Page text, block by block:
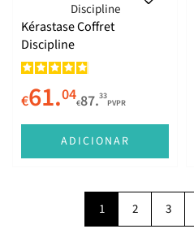
Kérastase Coffret
Discipline
€61.04€87.33
PVPR
ADICIONAR
1 2 3